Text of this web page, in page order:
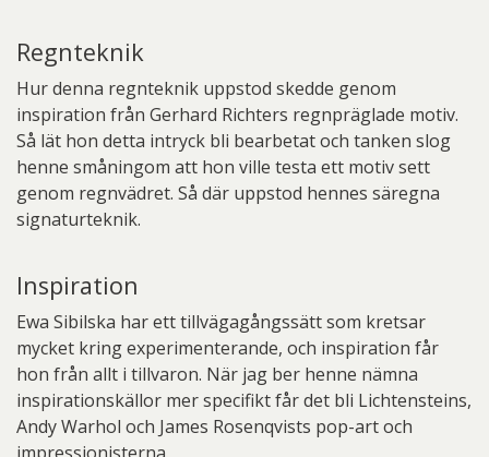
Regnteknik
Hur denna regnteknik uppstod skedde genom
inspiration från Gerhard Richters regnpräglade motiv.
Så lät hon detta intryck bli bearbetat och tanken slog
henne småningom att hon ville testa ett motiv sett
genom regnvädret. Så där uppstod hennes säregna
signaturteknik.
Inspiration
Ewa Sibilska har ett tillvägagångssätt som kretsar
mycket kring experimenterande, och inspiration får
hon från allt i tillvaron. När jag ber henne nämna
inspirationskällor mer specifikt får det bli Lichtensteins,
Andy Warhol och James Rosenqvists pop-art och